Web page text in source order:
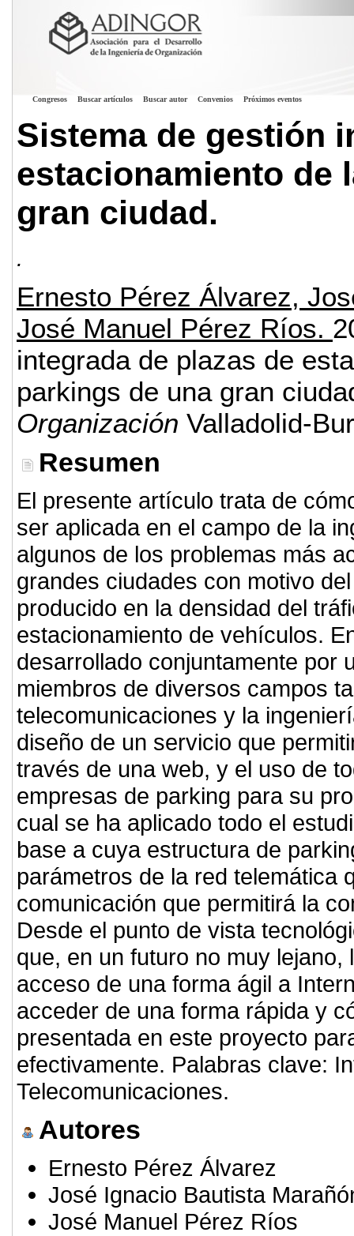
Congresos Buscar artículos Buscar autor Convenios Próximos eventos
Sistema de gestión
estacionamiento de
gran ciudad.
.
Ernesto Pérez Álvarez,
José Manuel Pérez Ríos.
integrada de plazas de
parkings de una gran
Organización Valladolid-
Resumen
El presente artículo trata de
ser aplicada en el campo de la
algunos de los problemas más
grandes ciudades con motivo
producido en la densidad del
estacionamiento de vehículos.
desarrollado conjuntamente por
miembros de diversos campos
telecomunicaciones y la
diseño de un servicio que
través de una web, y el uso de
empresas de parking para su
cual se ha aplicado todo el
base a cuya estructura de
parámetros de la red telemática
comunicación que permitirá la
Desde el punto de vista
que, en un futuro no muy
acceso de una forma ágil a
acceder de una forma rápida y
presentada en este proyecto
efectivamente. Palabras clave:
Telecomunicaciones.
Autores
Ernesto Pérez Álvarez
José Ignacio Bautista
José Manuel Pérez Ríos